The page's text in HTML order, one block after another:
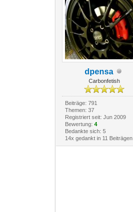
dpensa
Carbonfetish
Beiträge: 791
Themen: 37
Registriert seit: Jun 2009
Bewertung: 4
Bedankte sich: 5
14x gedankt in 11 Beiträgen